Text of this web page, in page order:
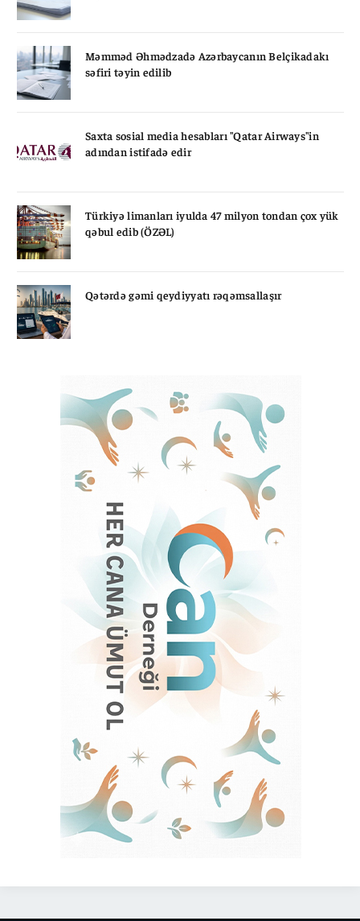
Məmməd Əhmədzadə Azərbaycanın Belçikadakı
səfiri təyin edilib
Saxta sosial media hesabları "Qatar Airways"in
adından istifadə edir
Türkiyə limanları iyulda 47 milyon tondan çox yük
qəbul edib (ÖZƏL)
Qətərdə gəmi qeydiyyatı rəqəmsallaşır